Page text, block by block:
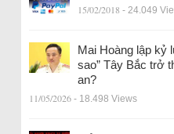
15/02/2018 - 24.049
Mai Hoàng lập kỷ
sao” Tây Bắc trở
an?
11/05/2026 - 18.498 Views